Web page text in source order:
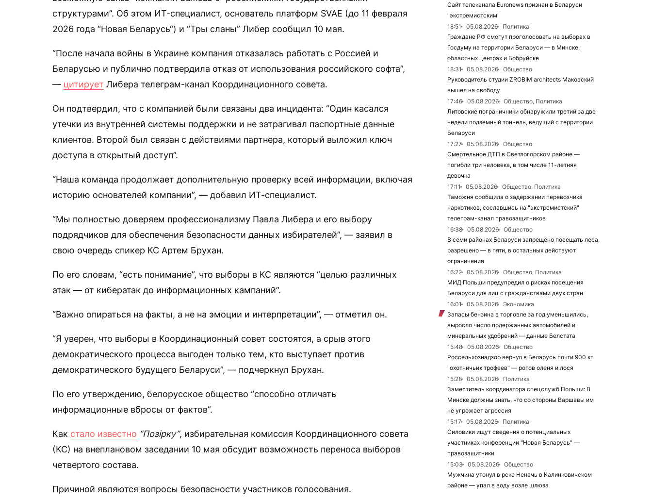
структурами”. Об этом ИТ-специалист, основатель платформ SVAE (до 11 февраля
2026 года “Новая Беларусь“) и “Тры сланы” Либер сообщил 10 мая.
“После начала войны в Украине компания отказалась работать с Россией и
Беларусью и публично подтвердила отказ от использования российского софта”,
— цитирует Либера телеграм-канал Координационного совета.
Он подтвердил, что с компанией были связаны два инцидента: “Один касался
утечки из внутренней системы поддержки и не затрагивал паспортные данные
клиентов. Второй был связан с действиями партнера, который выложил ключ
доступа в открытый доступ”.
“Наша команда продолжает дополнительную проверку всей информации, включая
историю основателей компании”, — добавил ИТ-специалист.
“Мы полностью доверяем профессионализму Павла Либера и его выбору
подрядчиков для обеспечения безопасности данных избирателей”, — заявил в
свою очередь спикер КС Артем Брухан.
По его словам, “есть понимание”, что выборы в КС являются “целью различных
атак — от кибератак до информационных кампаний”.
“Важно опираться на факты, а не на эмоции и интерпретации”, — отметил он.
“Я уверен, что выборы в Координационный совет состоятся, а срыв этого
демократического процесса выгоден только тем, кто выступает против
демократического будущего Беларуси”, — подчеркнул Брухан.
По его утверждению, белорусское общество “способно отличать
информационные вбросы от фактов”.
Как стало известно “Позірку”, избирательная комиссия Координационного совета
(КС) на внеплановом заседании 10 мая обсудит возможность переноса выборов
четвертого состава.
Причиной являются вопросы безопасности участников голосования.
Сайт телеканала Euronews признан в Беларуси
"экстремистским"
18:51
05.08.2026
Политика
Граждане РФ смогут проголосовать на выборах в
Госдуму на территории Беларуси — в Минске,
областных центрах и Бобруйске
18:31
05.08.2026
Общество
Руководитель студии ZROBIM architects Маковский
вышел на свободу
17:46
05.08.2026
Общество, Политика
Литовские пограничники обнаружили третий за две
недели подземный тоннель, ведущий с территории
Беларуси
17:27
05.08.2026
Общество
Смертельное ДТП в Светлогорском районе —
погибли три человека, в том числе 11-летняя
девочка
17:11
05.08.2026
Общество, Политика
Таможня сообщила о задержании перевозчика
наркотиков, сославшись на "экстремистский"
телеграм-канал правозащитников
16:38
05.08.2026
Общество
В семи районах Беларуси запрещено посещать леса,
разрешено — в пяти, в остальных действуют
ограничения
16:22
05.08.2026
Общество, Политика
МИД Польши предупредил о рисках посещения
Беларуси для лиц с гражданствами двух стран
16:01
05.08.2026
Экономика
Запасы бензина в торговле за год уменьшились,
выросло число подержанных автомобилей и
минеральных удобрений — данные Белстата
15:48
05.08.2026
Общество
Россельхознадзор вернул в Беларусь почти 900 кг
"охотничьих трофеев" — рогов оленя и лося
15:28
05.08.2026
Политика
Заместитель координатора спецслужб Польши: В
Минске должны знать, что со стороны Варшавы им
не угрожает агрессия
15:17
05.08.2026
Политика
Силовики ищут сведения о потенциальных
участниках конференции "Новая Беларусь" —
правозащитники
15:03
05.08.2026
Общество
Мужчина утонул в реке Неначь в Калинковичском
районе — упал в воду возле шлюза